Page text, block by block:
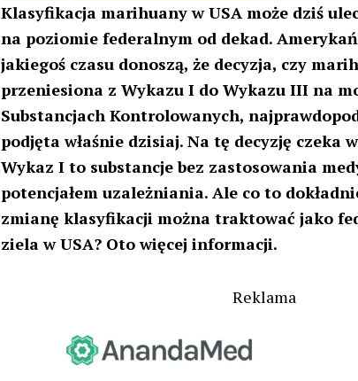
Klasyfikacja marihuany w USA może dziś
na poziomie federalnym od dekad.
jakiegoś czasu donoszą, że decyzja, czy
przeniesiona z Wykazu I do Wykazu IIIna
Substancjach Kontrolowanych,
podjęta właśnie dzisiaj. Na tę decyzję czeka
Wykaz I to substancje bez zastosowania
potencjałem uzależniania. Ale co to
zmianę klasyfikacji można traktować jako
ziela w USA? Oto więcej informacji.
Reklama